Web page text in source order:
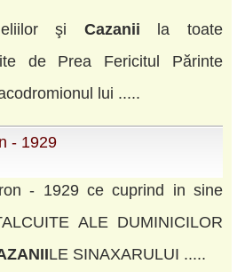
şi Cazanii la toate
de Prea Fericitul Părinte
lui .....
- 1929
- 1929 ce cuprind in sine
ALE DUMINICILOR
LE SINAXARULUI .....